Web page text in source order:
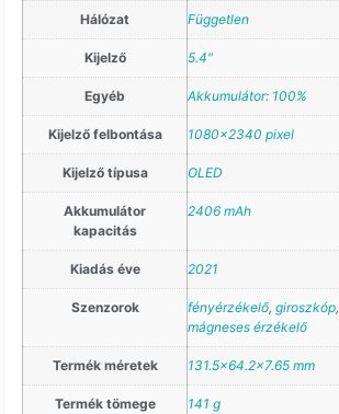
Hálózat Független
Kijelző 5.4"
Egyéb Akkumulátor: 100%
Kijelző felbontása 1080×2340 pixel
Kijelző típusa OLED
Akkumulátor
kapacitás
2406 mAh
Kiadás éve 2021
Szenzorok fényérzékelő, giroszkóp,
mágneses érzékelő
Termék méretek 131.5×64.2×7.65 mm
Termék tömege 141 g